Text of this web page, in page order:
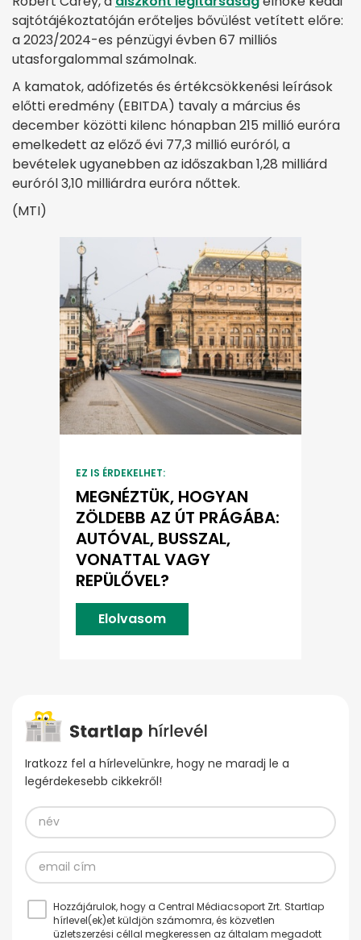
sajtótájékoztatóján erőteljes bővülést vetített előre:
a 2023/2024-es pénzügyi évben 67 milliós
utasforgalommal számolnak.
A kamatok, adófizetés és értékcsökkenési leírások
előtti eredmény (EBITDA) tavaly a március és
december közötti kilenc hónapban 215 millió euróra
emelkedett az előző évi 77,3 millió euróról, a
bevételek ugyanebben az időszakban 1,28 milliárd
euróról 3,10 milliárdra euróra nőttek.
(MTI)
EZ IS ÉRDEKELHET:
MEGNÉZTÜK, HOGYAN
ZÖLDEBB AZ ÚT PRÁGÁBA:
AUTÓVAL, BUSSZAL,
VONATTAL VAGY
REPÜLŐVEL?
Elolvasom
Iratkozz fel a hírlevelünkre, hogy ne maradj le a
legérdekesebb cikkekről!
Hozzájárulok, hogy a Central Médiacsoport Zrt. Startlap
hírlevel(ek)et küldjön számomra, és közvetlen
üzletszerzési céllal megkeressen az általam megadott